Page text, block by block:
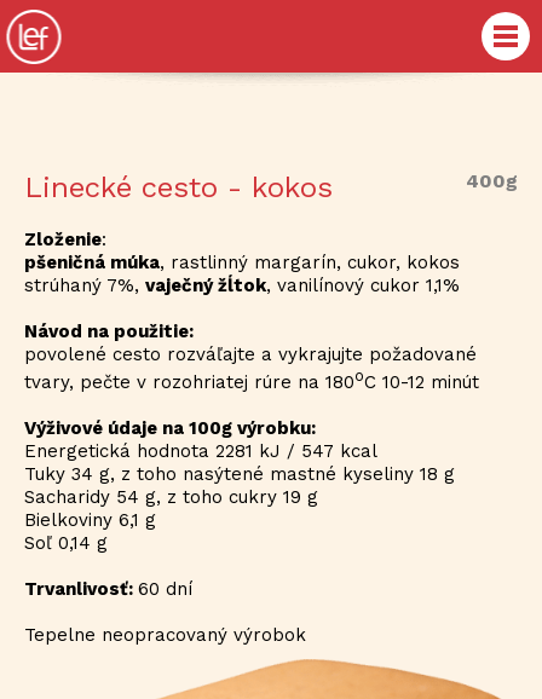
Linecké cesto - kokos 400g
Zloženie:
pšeničná múka, rastlinný margarín, cukor, kokos
strúhaný 7%, vaječný žĺtok, vanilínový cukor 1,1%
Návod na použitie:
povolené cesto rozváľajte a vykrajujte požadované
tvary, pečte v rozohriatej rúre na 180oC 10-12 minút
Výživové údaje na 100g výrobku:
Energetická hodnota 2281 kJ / 547 kcal
Tuky 34 g, z toho nasýtené mastné kyseliny 18 g
Sacharidy 54 g, z toho cukry 19 g
Bielkoviny 6,1 g
Soľ 0,14 g
Trvanlivosť: 60 dní
Tepelne neopracovaný výrobok